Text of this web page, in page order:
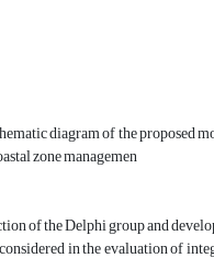
diagram of the proposed
zone managemen
of the Delphi group and
in the evaluation of